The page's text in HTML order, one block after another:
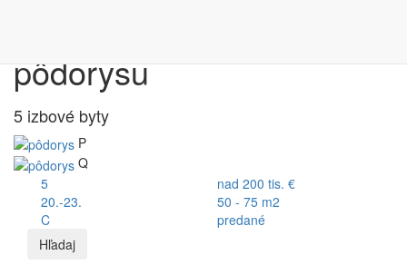
pôdorysu
5 izbové byty
P
Q
5
nad 200 tis. €
20.-23.
50 - 75 m2
C
predané
Hľadaj